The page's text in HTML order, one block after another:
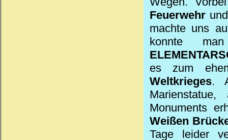
Feuerwehr
machte uns
konnte
es zum
Weltkrieges.
Monuments
Weißen
Tage leider